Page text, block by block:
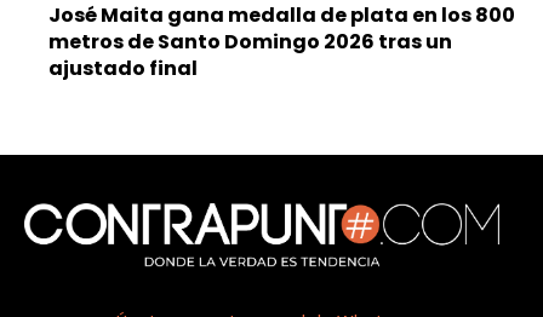
José Maita gana medalla de plata en los 800
metros de Santo Domingo 2026 tras un
ajustado final